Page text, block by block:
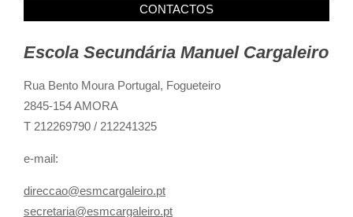
CONTACTOS
Escola Secundária Manuel Cargaleiro
Rua Bento Moura Portugal, Fogueteiro
2845-154 AMORA
T 212269790 / 212241325
e-mail:
direccao@esmcargaleiro.pt
secretaria@esmcargaleiro.pt